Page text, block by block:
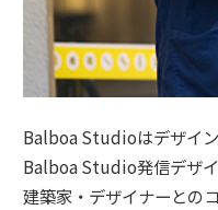
Balboa Studioはデザイン
Balboa Studio発信デザ
建築家・デザイナーとの